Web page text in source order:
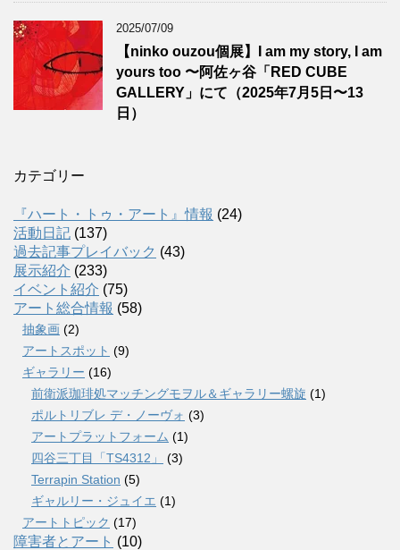
2025/07/09
【ninko ouzou個展】I am my story, I am
yours too 〜阿佐ヶ谷「RED CUBE
GALLERY」にて（2025年7月5日〜13
日）
カテゴリー
『ハート・トゥ・アート』情報 (24)
活動日記 (137)
過去記事プレイバック (43)
展示紹介 (233)
イベント紹介 (75)
アート総合情報 (58)
抽象画 (2)
アートスポット (9)
ギャラリー (16)
前衛派珈琲処マッチングモヲル＆ギャラリー螺旋 (1)
ポルトリブレ デ・ノーヴォ (3)
アートプラットフォーム (1)
四谷三丁目「TS4312」
(3)
Terrapin Station (5)
ギャルリー・ジュイエ (1)
アートトピック (17)
障害者とアート (10)